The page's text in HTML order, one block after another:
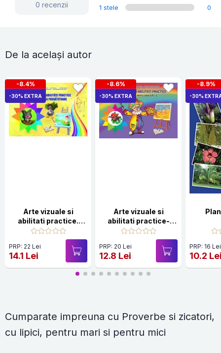
0 recenzii
1 stele
0
De la același autor
-8.4%
-30% EXTRA
Arte vizuale si
abilitati practice.
Clasa pregatitoare
PRP: 22 Lei
14.1 Lei
-8.6%
-30% EXTRA
Arte vizuale si
abilitati practice-
caiet de lucru pentru
PRP: 20 Lei
12.8 Lei
-8.9%
-30%
PRP: 16 Lei
10.2
Cumparate impreuna cu Proverbe si zicatori,
cu lipici, pentru mari si pentru mici